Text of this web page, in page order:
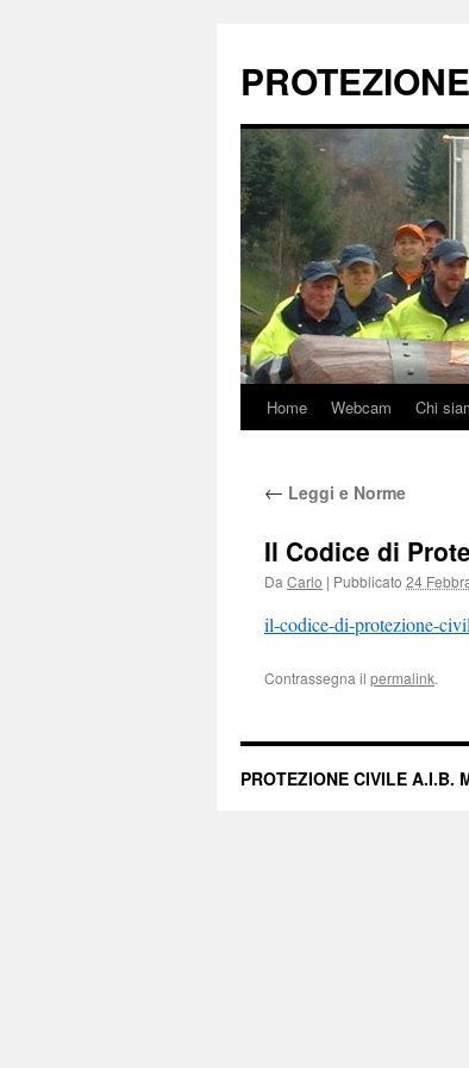
contenuto
Home Webcam Chi
← Leggi e Norme
Il Codice di
Da Carlo | Pubblicato 24
il-codice-di-protezione-
Contrassegna il permalink.
PROTEZIONE CIVILE A.I.B.